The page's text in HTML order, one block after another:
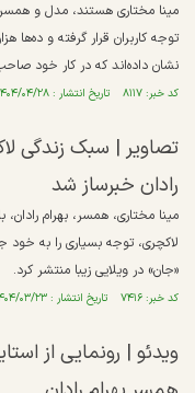
مینا مختاری هستند، مدل و همسر
توجه کاربران قرار گرفته و ده‌ها
نشان داده‌اند که در کار خود
کد خبر: ۸۱۱۷ تاریخ انتشار : ۱۴۰۴/۰۴/۲۸
تصاویر | سبک زندگی
رادان خبرساز شد
مینا مختاری، همسر، بهرام
لاکچری، توجه بسیاری را به
«جان» در ویلایی زیبا منتشر کرد.
کد خبر: ۷۴۱۶ تاریخ انتشار : ۱۴۰۴/۰۳/۲۳
ویدئو |‌ رونمایی از